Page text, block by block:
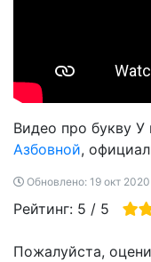
Видео про букву У
Азбовной,
Обновлено: 19 окт 2020
Рейтинг: 5 / 5
Пожалуйста,